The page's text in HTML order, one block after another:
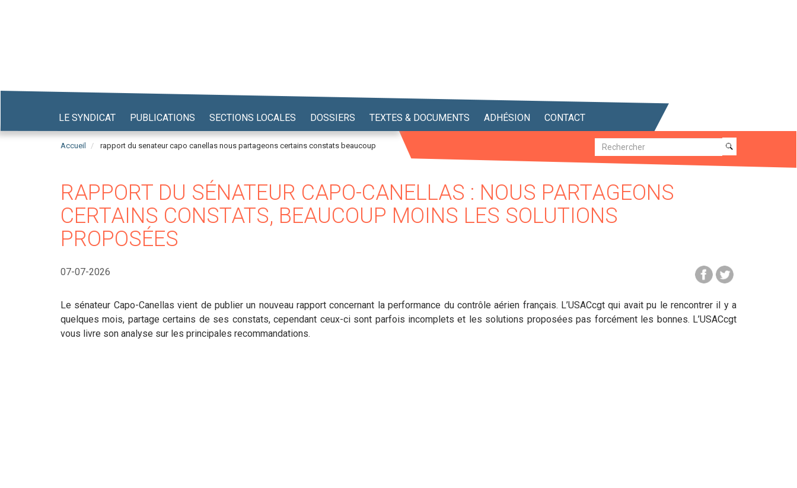
LE SYNDICAT PUBLICATIONS SECTIONS LOCALES DOSSIERS TEXTES & DOCUMENTS ADHÉSION CONTACT
Accueil rapport du senateur capo canellas nous partageons certains constats beaucoup Recherche
Recherche
RAPPORT DU SÉNATEUR CAPO-CANELLAS : NOUS PARTAGEONS
CERTAINS CONSTATS, BEAUCOUP MOINS LES SOLUTIONS
PROPOSÉES
07-07-2026
Le sénateur Capo-Canellas vient de publier un nouveau rapport concernant la performance du contrôle aérien français. L’USACcgt qui avait pu le rencontrer il y a
quelques mois, partage certains de ses constats, cependant ceux-ci sont parfois incomplets et les solutions proposées pas forcément les bonnes. L’USACcgt
vous livre son analyse sur les principales recommandations.